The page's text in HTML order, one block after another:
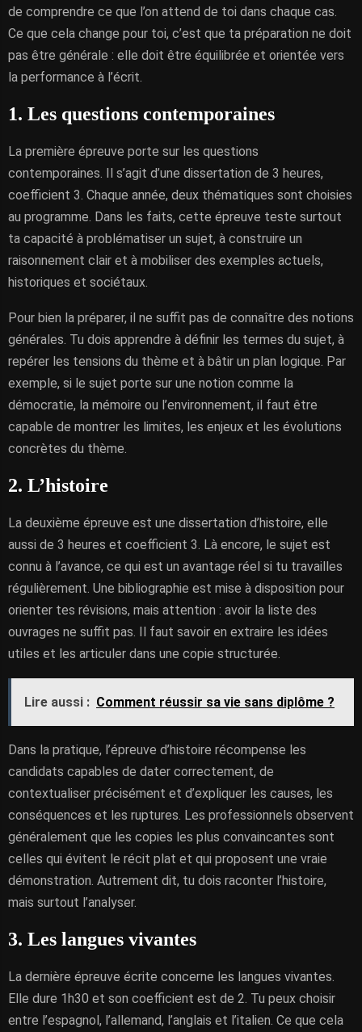
de comprendre ce que l’on attend de toi dans chaque cas.
Ce que cela change pour toi, c’est que ta préparation ne doit
pas être générale : elle doit être équilibrée et orientée vers
la performance à l’écrit.
1. Les questions contemporaines
La première épreuve porte sur les questions
contemporaines. Il s’agit d’une dissertation de 3 heures,
coefficient 3. Chaque année, deux thématiques sont choisies
au programme. Dans les faits, cette épreuve teste surtout
ta capacité à problématiser un sujet, à construire un
raisonnement clair et à mobiliser des exemples actuels,
historiques et sociétaux.
Pour bien la préparer, il ne suffit pas de connaître des notions
générales. Tu dois apprendre à définir les termes du sujet, à
repérer les tensions du thème et à bâtir un plan logique. Par
exemple, si le sujet porte sur une notion comme la
démocratie, la mémoire ou l’environnement, il faut être
capable de montrer les limites, les enjeux et les évolutions
concrètes du thème.
2. L’histoire
La deuxième épreuve est une dissertation d’histoire, elle
aussi de 3 heures et coefficient 3. Là encore, le sujet est
connu à l’avance, ce qui est un avantage réel si tu travailles
régulièrement. Une bibliographie est mise à disposition pour
orienter tes révisions, mais attention : avoir la liste des
ouvrages ne suffit pas. Il faut savoir en extraire les idées
utiles et les articuler dans une copie structurée.
Lire aussi : Comment réussir sa vie sans diplôme ?
Dans la pratique, l’épreuve d’histoire récompense les
candidats capables de dater correctement, de
contextualiser précisément et d’expliquer les causes, les
conséquences et les ruptures. Les professionnels observent
généralement que les copies les plus convaincantes sont
celles qui évitent le récit plat et qui proposent une vraie
démonstration. Autrement dit, tu dois raconter l’histoire,
mais surtout l’analyser.
3. Les langues vivantes
La dernière épreuve écrite concerne les langues vivantes.
Elle dure 1h30 et son coefficient est de 2. Tu peux choisir
entre l’espagnol, l’allemand, l’anglais et l’italien. Ce que cela